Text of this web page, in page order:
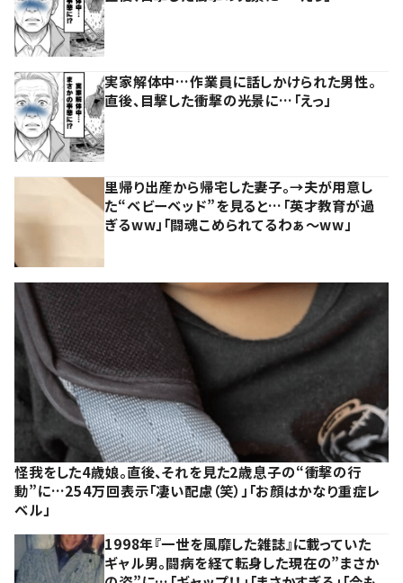
実家解体中…作業員に話しかけられた男性。
直後、目撃した衝撃の光景に…「えっ」
里帰り出産から帰宅した妻子。→夫が用意し
た“ベビーベッド”を見ると…「英才教育が過
ぎるww」「闘魂こめられてるわぁ～ww」
怪我をした4歳娘。直後、それを見た2歳息子の“衝撃の行
動”に…254万回表示「凄い配慮（笑）」「お顔はかなり重症レ
ベル」
1998年『一世を風靡した雑誌』に載っていた
ギャル男。闘病を経て転身した現在の”まさか